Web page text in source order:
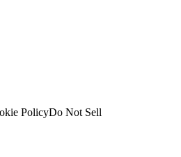
PolicyDo Not Sell